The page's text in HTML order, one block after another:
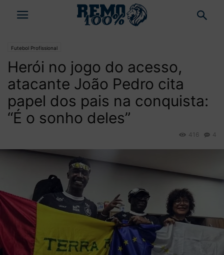
Futebol Profissional
Herói no jogo do acesso,
atacante João Pedro cita
papel dos pais na conquista:
“É o sonho deles”
4
416